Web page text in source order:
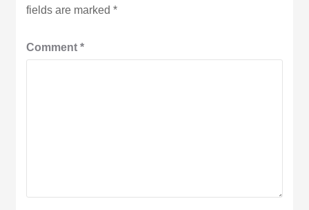
fields are marked*
Comment*